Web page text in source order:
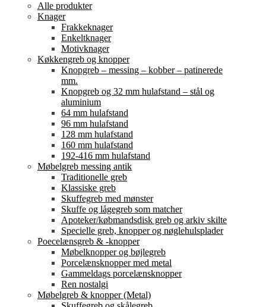
Alle produkter
Knager
Frakkeknager
Enkeltknager
Motivknager
Køkkengreb og knopper
Knopgreb – messing – kobber – patinerede
mm.
Knopgreb og 32 mm hulafstand – stål og
aluminium
64 mm hulafstand
96 mm hulafstand
128 mm hulafstand
160 mm hulafstand
192-416 mm hulafstand
Møbelgreb messing antik
Traditionelle greb
Klassiske greb
Skuffegreb med mønster
Skuffe og lågegreb som matcher
Apoteker/købmandsdisk greb og arkiv skilte
Specielle greb, knopper og nøglehulsplader
Poecelænsgreb & -knopper
Møbelknopper og bøjlegreb
Porcelænsknopper med metal
Gammeldags porcelænsknopper
Ren nostalgi
Møbelgreb & knopper (Metal)